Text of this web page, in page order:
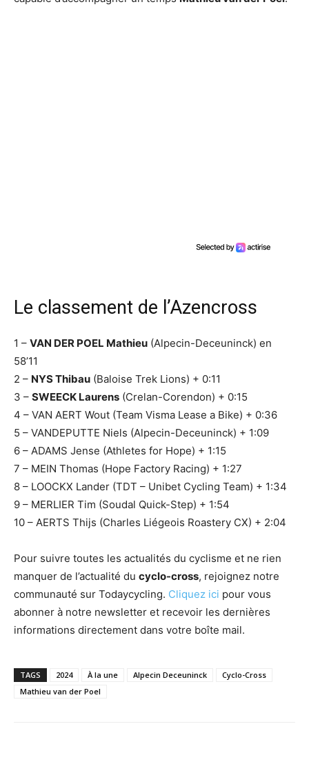
Le classement de l’Azencross
1 – VAN DER POEL Mathieu (Alpecin-Deceuninck) en
58’11
2 – NYS Thibau (Baloise Trek Lions) + 0:11
3 – SWEECK Laurens (Crelan-Corendon) + 0:15
4 – VAN AERT Wout (Team Visma Lease a Bike) + 0:36
5 – VANDEPUTTE Niels (Alpecin-Deceuninck) + 1:09
6 – ADAMS Jense (Athletes for Hope) + 1:15
7 – MEIN Thomas (Hope Factory Racing) + 1:27
8 – LOOCKX Lander (TDT – Unibet Cycling Team) + 1:34
9 – MERLIER Tim (Soudal Quick-Step) + 1:54
10 – AERTS Thijs (Charles Liégeois Roastery CX) + 2:04
Pour suivre toutes les actualités du cyclisme et ne rien
manquer de l’actualité du cyclo-cross, rejoignez notre
communauté sur Todaycycling. Cliquez ici pour vous
abonner à notre newsletter et recevoir les dernières
informations directement dans votre boîte mail.
TAGS 2024 À la une Alpecin Deceuninck
Cyclo-Cross
Mathieu van der Poel